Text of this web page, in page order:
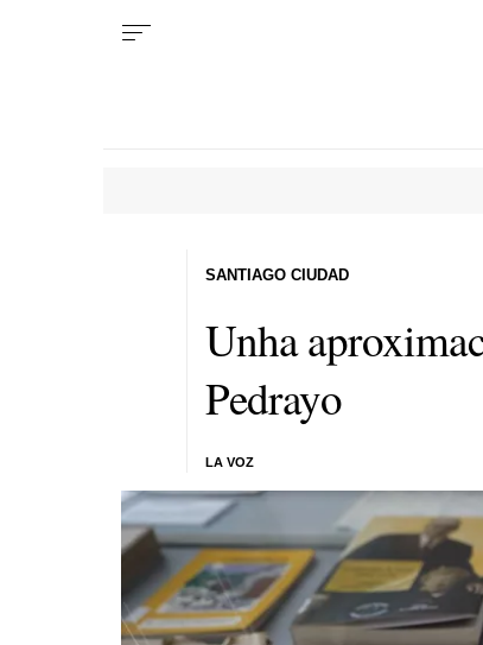
Unha
Pedrayo
LA VOZ
SANTIAGO CIUDAD